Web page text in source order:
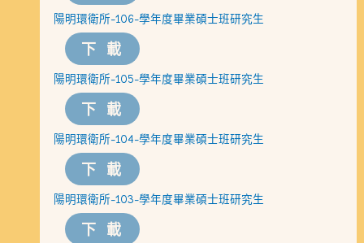
陽明環衛所-106-學年度畢業碩士班研究生
下載
陽明環衛所-105-學年度畢業碩士班研究生
下載
陽明環衛所-104-學年度畢業碩士班研究生
下載
陽明環衛所-103-學年度畢業碩士班研究生
下載